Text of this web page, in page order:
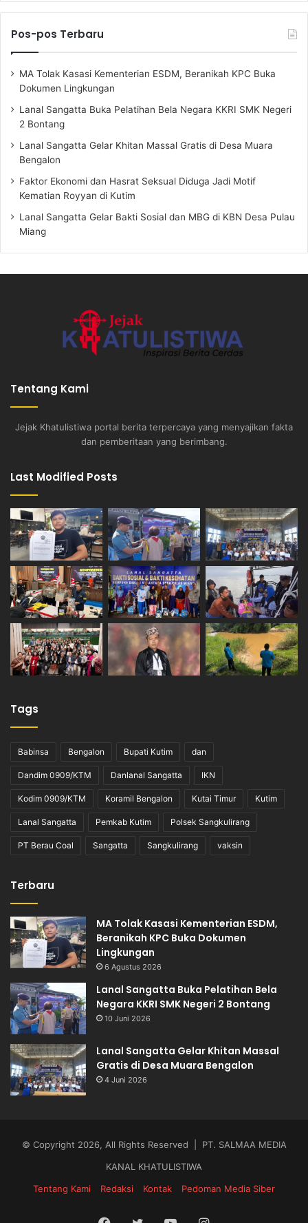
Pos-pos Terbaru
MA Tolak Kasasi Kementerian ESDM, Beranikah KPC Buka
Dokumen Lingkungan
Lanal Sangatta Buka Pelatihan Bela Negara KKRI SMK Negeri
2 Bontang
Lanal Sangatta Gelar Khitan Massal Gratis di Desa Muara
Bengalon
Faktor Ekonomi dan Hasrat Seksual Diduga Jadi Motif
Kematian Royyan di Kutim
Lanal Sangatta Gelar Bakti Sosial dan MBG di KBN Desa Pulau
Miang
Tentang Kami
Jejak Khatulistiwa portal berita terpercaya yang menyajikan fakta
dan pemberitaan yang berimbang.
Last Modified Posts
Tags
Babinsa Bengalon Bupati Kutim dan
Dandim 0909/KTM Danlanal Sangatta IKN
Kodim 0909/KTM Koramil Bengalon Kutai Timur Kutim
Lanal Sangatta Pemkab Kutim Polsek Sangkulirang
PT Berau Coal Sangatta Sangkulirang vaksin
Terbaru
MA Tolak Kasasi Kementerian ESDM,
Beranikah KPC Buka Dokumen
Lingkungan
6 Agustus 2026
Lanal Sangatta Buka Pelatihan Bela
Negara KKRI SMK Negeri 2 Bontang
10 Juni 2026
Lanal Sangatta Gelar Khitan Massal
Gratis di Desa Muara Bengalon
4 Juni 2026
© Copyright 2026, All Rights Reserved | PT. SALMAA MEDIA
KANAL KHATULISTIWA
Tentang Kami
Redaksi Kontak Pedoman Media Siber